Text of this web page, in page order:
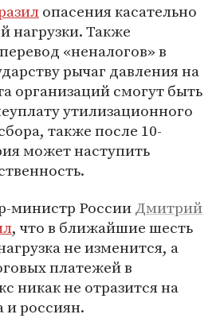
опасения касательно
нагрузки. Также
«неналогов» в
рычаг давления на
организаций смогут быть
утилизационного
также после 10-
может наступить
министр РоссииДмитрий
, что в ближайшие шесть
не изменится, а
платежей в
никак не отразится на
и россиян.